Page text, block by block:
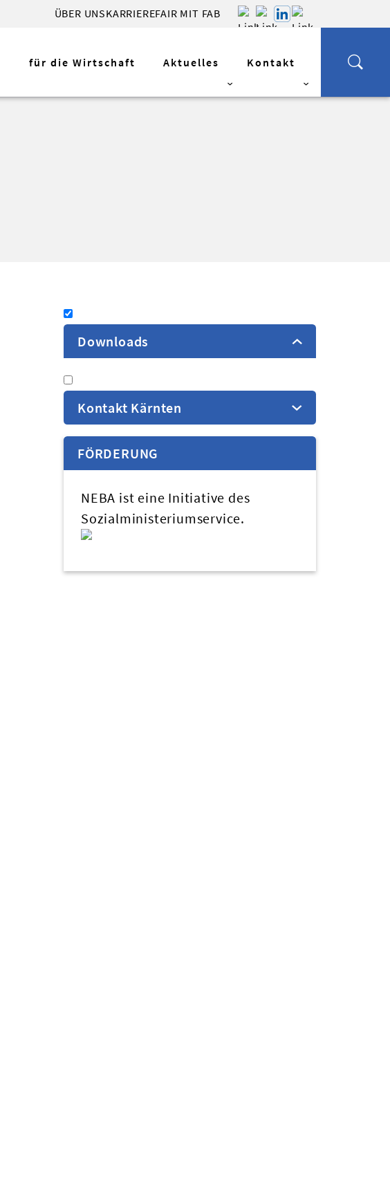
ÜBER UNSKARRIEREFAIR MIT FAB
für die Wirtschaft Aktuelles Kontakt
Downloads
Folder - Englisch
Folder - BKS
Folder - Polnisch
Folder - Rumänisch
Folder - Russisch
Folder - Slowenisch
Kontakt Kärnten
FÖRDERUNG
NEBA ist eine Initiative des
Sozialministeriumservice.